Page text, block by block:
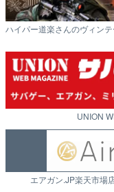
ハイパー道楽さんのヴィン
UNION
エアガン.JP楽天市場